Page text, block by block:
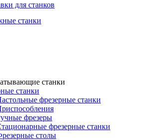
для станков
станки
станки
станки
фрезерные станки
фрезеры
фрезерные станки
столы